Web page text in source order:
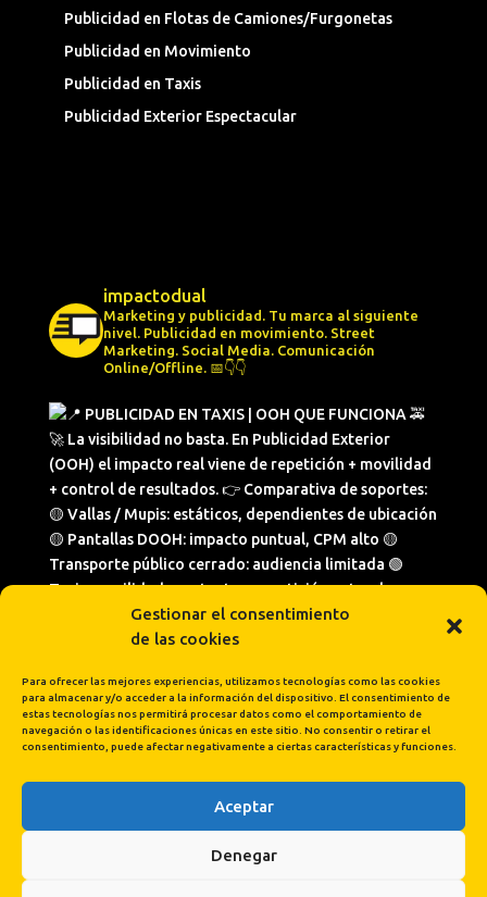
Gestionar el consentimiento
de las cookies
Para ofrecer las mejores experiencias, utilizamos tecnologías como las cookies
para almacenar y/o acceder a la información del dispositivo. El consentimiento de
estas tecnologías nos permitirá procesar datos como el comportamiento de
navegación o las identificaciones únicas en este sitio. No consentir o retirar el
consentimiento, puede afectar negativamente a ciertas características y funciones.
Aceptar
Denegar
Publicidad en Flotas de Camiones/Furgonetas
Publicidad en Movimiento
Publicidad en Taxis
Publicidad Exterior Espectacular
impactodual
Marketing y publicidad. Tu marca al siguiente
nivel. Publicidad en movimiento. Street
Marketing. Social Media. Comunicación
Online/Offline. 📅👇👇
Cargar más... Síguenos en Instagram